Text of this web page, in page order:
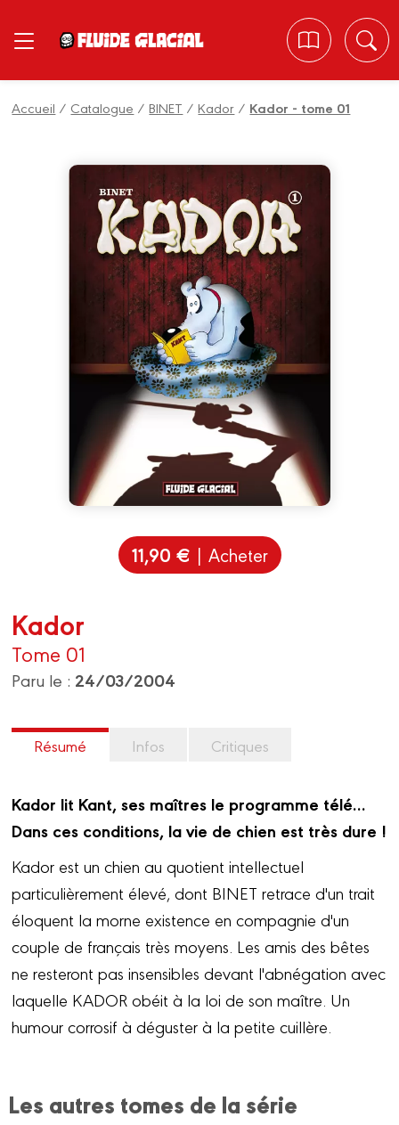
Accueil / Catalogue /BINET /Kador / Kador - tome 01
11,90 € | Acheter
Kador
Tome 01
Paru le : 24/03/2004
Résumé Infos Critiques
Kador lit Kant, ses maîtres le programme télé…
Dans ces conditions, la vie de chien est très dure !
Kador est un chien au quotient intellectuel
particulièrement élevé, dont BINET retrace d'un trait
éloquent la morne existence en compagnie d'un
couple de français très moyens. Les amis des bêtes
ne resteront pas insensibles devant l'abnégation avec
laquelle KADOR obéit à la loi de son maître. Un
humour corrosif à déguster à la petite cuillère.
Les autres tomes de la série